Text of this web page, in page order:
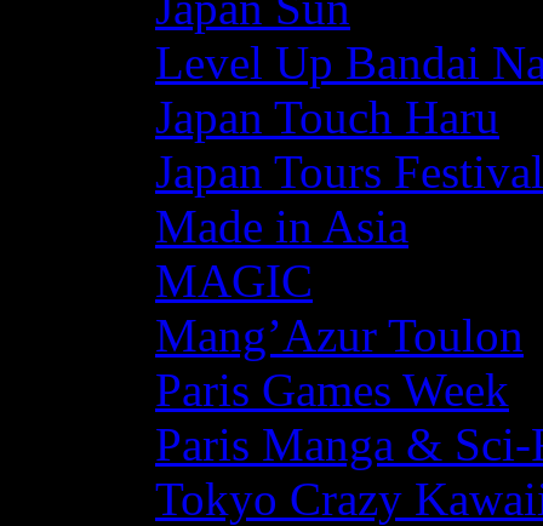
Level Up Bandai
Japan Touch Haru
Japan Tours Festival
Made in Asia
MAGIC
Mang’Azur Toulon
Paris Games Week
Paris Manga &
Tokyo Crazy